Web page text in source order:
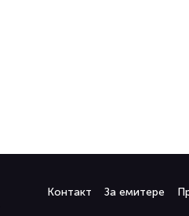
Контакт За емитере